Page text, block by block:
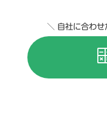
＼ 自社に合わ